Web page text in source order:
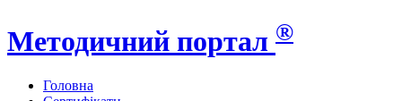
Методичний портал ®
Головна